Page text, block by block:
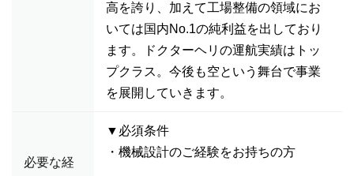
高を誇り、加えて工場整備の領域にお
いては国内No.1の純利益を出しており
ます。ドクターヘリの運航実績はトッ
プクラス。今後も空という舞台で事業
を展開していきます。
必要な経
▼必須条件
・機械設計のご経験をお持ちの方